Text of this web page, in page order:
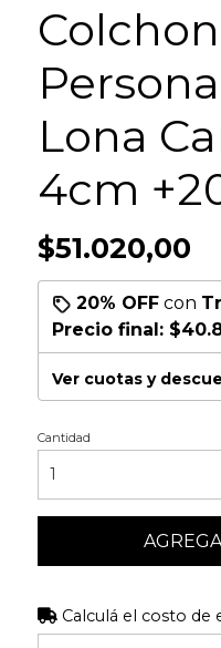
Lona
4cm
$51.020,00
20% OFFcon
Precio final:
Ver cuotas y
Cantidad
Calculá el costo de